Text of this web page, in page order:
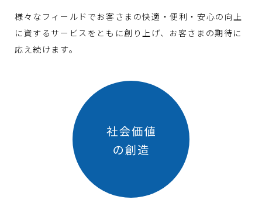
様々なフィールドでお客さまの快適・便利・安心の向上
に資するサービスをともに創り上げ、お客さまの期待に
応え続けます。